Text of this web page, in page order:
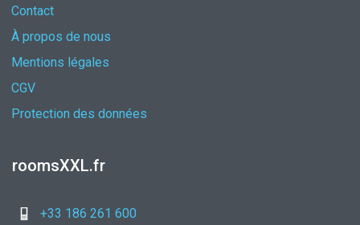
Contact
À propos de nous
Mentions légales
CGV
Protection des données
roomsXXL.fr
+33 186 261 600